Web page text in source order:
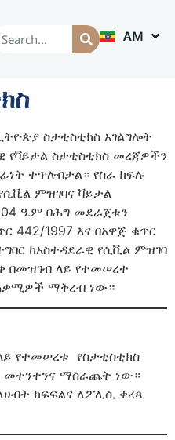
AM
EN
ስታቲስቲክስ አገልግሎት
የቫይታል ስታቲስቲክስ መረጃዎችን
ተጥሎበታል። የስራ ክፍሉ
ምዝገባና ቫይታል
ዓ.ም በሕግ መደራጀቱን
442/1997 እና በአዋጅ ቁጥር
ከአስተዳደራዊ የሲቪል ምዝገባ
በመዝገብ ላይ የተመሠረተ
ማቅረብ ነው።
የተመሠረቱ የስታቲስቲክስ
መተንተንና ማሰራጨት ነው።
ክፍፍልና ለፖሊሲ ቀረጻ